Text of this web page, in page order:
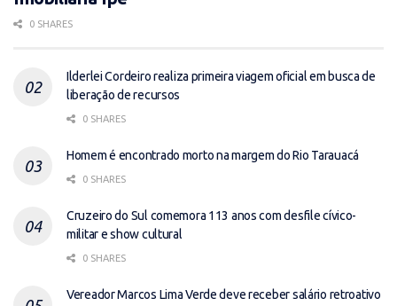
0 SHARES
Ilderlei Cordeiro realiza primeira viagem oficial em busca de
liberação de recursos
0 SHARES
Homem é encontrado morto na margem do Rio Tarauacá
0 SHARES
Cruzeiro do Sul comemora 113 anos com desfile cívico-
militar e show cultural
0 SHARES
Vereador Marcos Lima Verde deve receber salário retroativo